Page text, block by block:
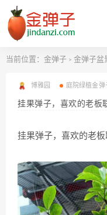
当前位置： 金弹子 > 金弹子盆
博雅园 庭院绿植金弹
挂果弹子，喜欢的老板
挂果弹子，喜欢的老板